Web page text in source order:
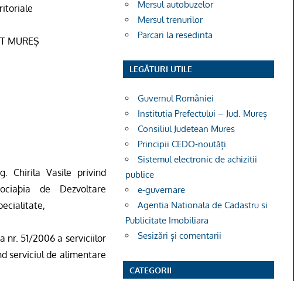
MUREȘ
Chirila Vasile privind
de Dezvoltare
nr. 51/2006 a serviciilor
serviciul de alimentare
Mersul autobuzelor
Mersul trenurilor
Parcari la resedinta
LEGĂTURI UTILE
Guvernul României
Institutia Prefectului – Jud. Mureș
Consiliul Judetean Mures
Principii CEDO-noutăți
Sistemul electronic de achizitii
publice
e-guvernare
Agentia Nationala de Cadastru si
Publicitate Imobiliara
Sesizări și comentarii
CATEGORII